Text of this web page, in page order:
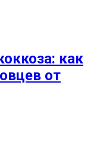
как
от